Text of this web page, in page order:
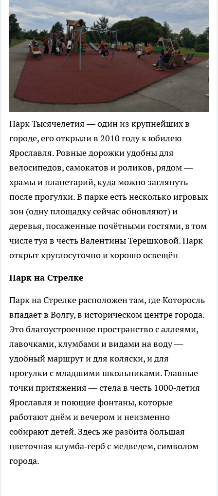
Парк Тысячелетия — один из крупнейших в
городе, его открыли в 2010 году к юбилею
Ярославля. Ровные дорожки удобны для
велосипедов, самокатов и роликов, рядом —
храмы и планетарий, куда можно заглянуть
после прогулки. В парке есть несколько игровых
зон (одну площадку сейчас обновляют) и
деревья, посаженные почётными гостями, в том
числе туя в честь Валентины Терешковой. Парк
открыт круглосуточно и хорошо освещён
Парк на Стрелке
Парк на Стрелке расположен там, где Которосль
впадает в Волгу, в историческом центре города.
Это благоустроенное пространство с аллеями,
лавочками, клумбами и видами на воду —
удобный маршрут и для коляски, и для
прогулки с младшими школьниками. Главные
точки притяжения — стела в честь 1000‑летия
Ярославля и поющие фонтаны, которые
работают днём и вечером и неизменно
собирают детей. Здесь же разбита большая
цветочная клумба‑герб с медведем, символом
города.